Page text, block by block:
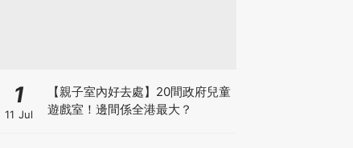
1
11 Jul
【親子室內好去處】20間政府兒童
遊戲室！邊間係全港最大？